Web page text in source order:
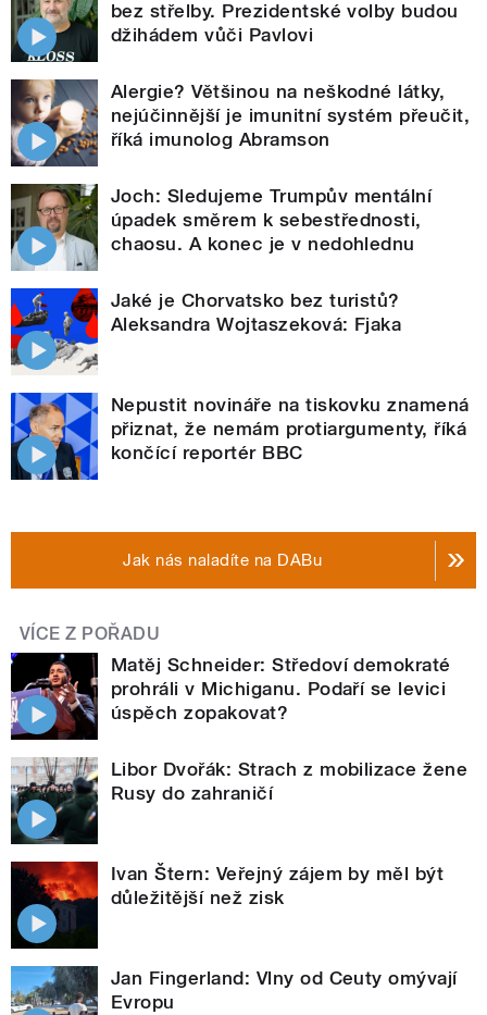
bez střelby. Prezidentské volby budou
džihádem vůči Pavlovi
Alergie? Většinou na neškodné látky,
nejúčinnější je imunitní systém přeučit,
říká imunolog Abramson
Joch: Sledujeme Trumpův mentální
úpadek směrem k sebestřednosti,
chaosu. A konec je v nedohlednu
Jaké je Chorvatsko bez turistů?
Aleksandra Wojtaszeková: Fjaka
Nepustit novináře na tiskovku znamená
přiznat, že nemám protiargumenty, říká
končící reportér BBC
Jak nás naladíte na DABu
VÍCE Z POŘADU
Matěj Schneider: Středoví demokraté
prohráli v Michiganu. Podaří se levici
úspěch zopakovat?
Libor Dvořák: Strach z mobilizace žene
Rusy do zahraničí
Ivan Štern: Veřejný zájem by měl být
důležitější než zisk
Jan Fingerland: Vlny od Ceuty omývají
Evropu